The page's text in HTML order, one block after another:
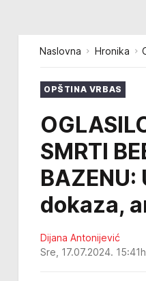
Naslovna Hronika
OPŠTINA VRBAS
SMRTI
dokaza,
Dijana Antonijević
Sre, 17.07.2024. 15:41h